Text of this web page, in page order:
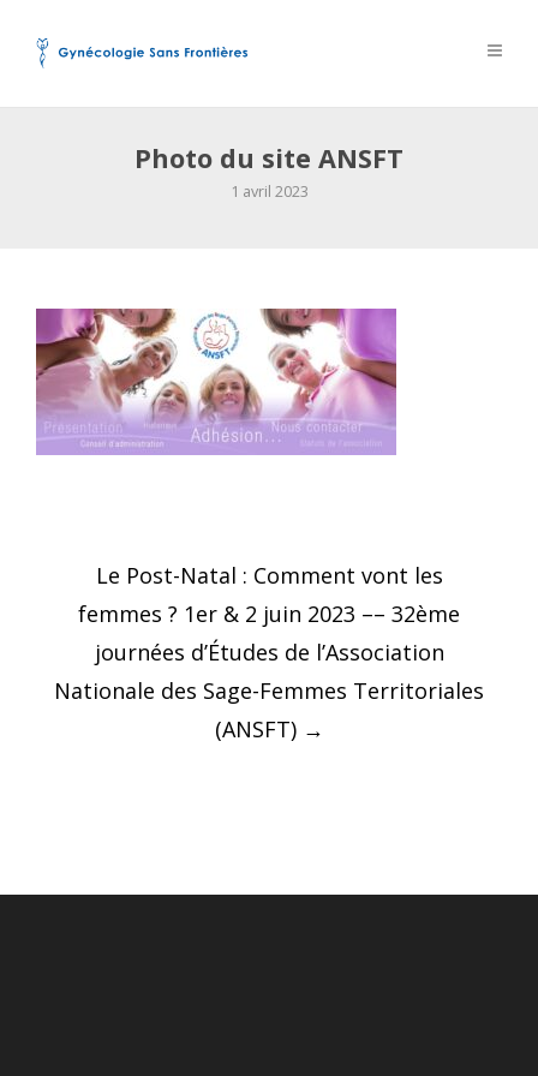
Photo du site ANSFT
1 avril 2023
Post
navigation
Le Post-Natal : Comment vont les
femmes ? 1er & 2 juin 2023 –– 32ème
journées d’Études de l’Association
Nationale des Sage-Femmes Territoriales
(ANSFT) →